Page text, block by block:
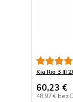
Kia Rio 3 III
60,23 €
48,97 € bez